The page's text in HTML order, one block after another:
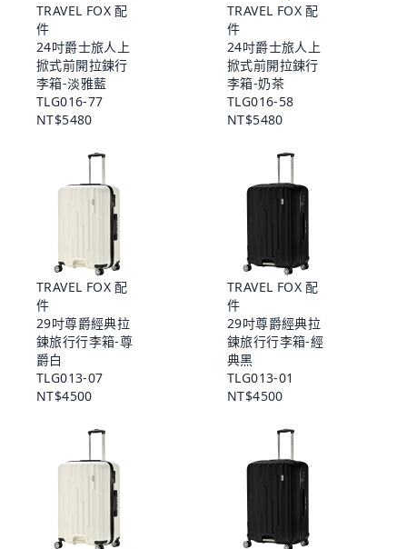
TRAVEL FOX 配
件
24吋爵士旅人上
掀式前開拉鍊行
李箱-淡雅藍
TLG016-77
NT$5480
TRAVEL FOX 配
件
24吋爵士旅人上
掀式前開拉鍊行
李箱-奶茶
TLG016-58
NT$5480
TRAVEL FOX 配
件
29吋尊爵經典拉
鍊旅行行李箱-尊
爵白
TLG013-07
NT$4500
TRAVEL FOX 配
件
29吋尊爵經典拉
鍊旅行行李箱-經
典黑
TLG013-01
NT$4500